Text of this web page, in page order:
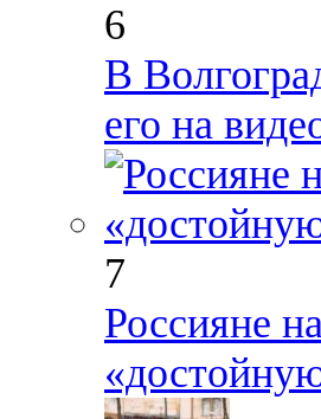
6
В
его на
7
Россияне